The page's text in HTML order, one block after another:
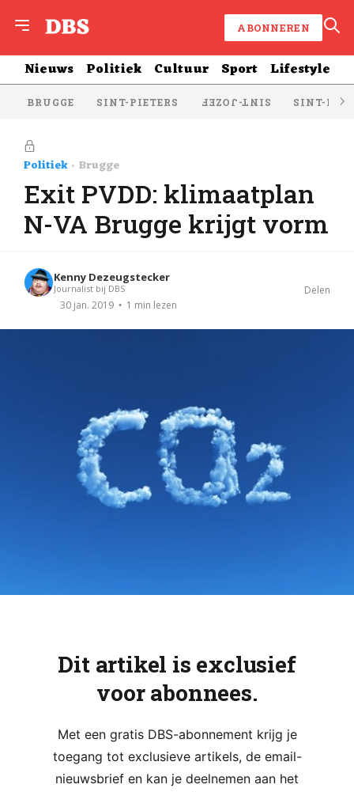
ABONNEREN
Nieuws Politiek Cultuur Sport Lifestyle
BRUGGE SINT-PIETERS SINT-JOZEF SINT-
Politiek Brugge
Exit PVDD: klimaatplan
N-VA Brugge krijgt vorm
Kenny Dezeugstecker
Journalist bij DBS
30 jan. 2019 1 min lezen
Delen
Dit artikel is exclusief
voor abonnees.
Met een gratis DBS-abonnement krijg je
toegang tot exclusieve artikels, de email-
nieuwsbrief en kan je deelnemen aan het